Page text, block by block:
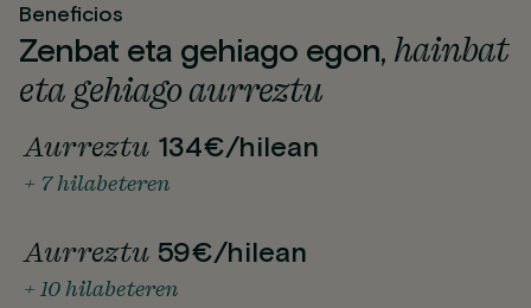
Beneficios
Zenbat eta gehiago egon, hainbat
eta gehiago aurreztu
Aurreztu 134€/hilean
+ 7 hilabeteren
Aurreztu 59€/hilean
+ 10 hilabeteren